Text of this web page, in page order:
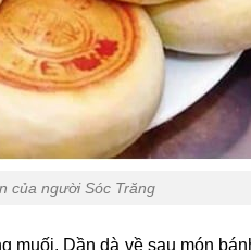
của người Sóc Trăng
muối. Dần dà về sau món